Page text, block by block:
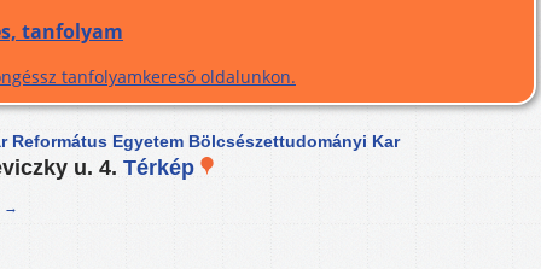
tanfolyam
tanfolyamkereső oldalunkon.
Református Egyetem Bölcsészettudományi Kar
u. 4. Térkép
→